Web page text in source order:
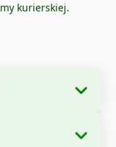
kurierskiej.